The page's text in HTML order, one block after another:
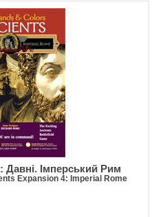
Давні. Імперський Рим
Expansion 4: Imperial Rome